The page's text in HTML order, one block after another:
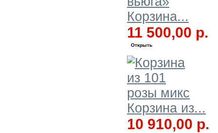
Корзина...
11 500,00 р.
Открыть
Корзина из...
10 910,00 р.